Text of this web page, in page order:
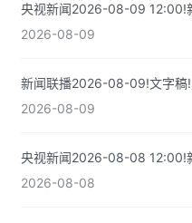
央视新闻2026-08-09 12:00!
2026-08-09
新闻联播2026-08-09!文字稿!
2026-08-09
央视新闻2026-08-08 12:00!
2026-08-08